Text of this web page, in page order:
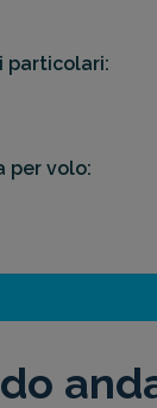
particolari:
per volo: